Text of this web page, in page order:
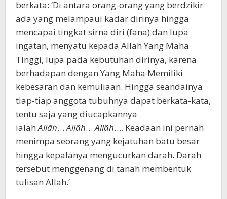
berkata: ‘Di antara orang-orang yang berdzikir
ada yang melampaui kadar dirinya hingga
mencapai tingkat sirna diri (fana) dan lupa
ingatan, menyatu kepada Allah Yang Maha
Tinggi, lupa pada kebutuhan dirinya, karena
berhadapan dengan Yang Maha Memiliki
kebesaran dan kemuliaan. Hingga seandainya
tiap-tiap anggota tubuhnya dapat berkata-kata,
tentu saja yang diucapkannya
ialahAllãh…Allãh…Allãh…. Keadaan ini pernah
menimpa seorang yang kejatuhan batu besar
hingga kepalanya mengucurkan darah. Darah
tersebut menggenang di tanah membentuk
tulisan Allah.’